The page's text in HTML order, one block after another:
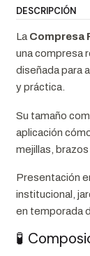
DESCRIPCIÓN
La Compresa
una compresa
diseñada para
y práctica.
Su tamaño
aplicación
mejillas, brazos
Presentación
institucional,
en temporada
🧪